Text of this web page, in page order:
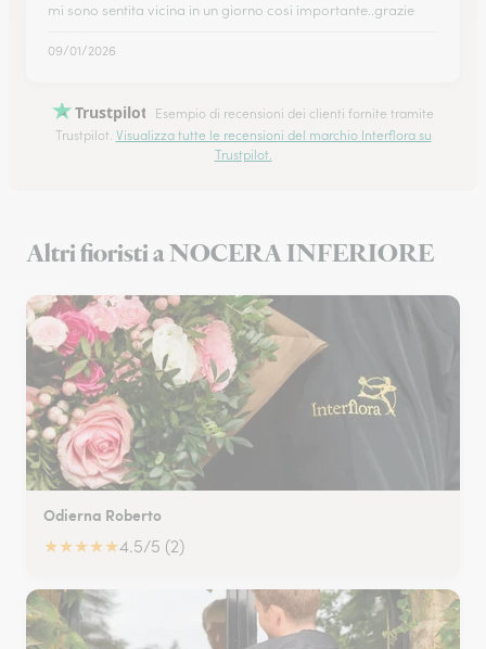
mi sono sentita vicina in un giorno cosi importante..grazie
09/01/2026
Trustpilot
Esempio di recensioni dei clienti fornite tramite
Trustpilot. Visualizza tutte le recensioni del marchio Interflora su
Trustpilot.
Altri fioristi a NOCERA INFERIORE
Odierna Roberto
★★★★★4.5/5 (2)